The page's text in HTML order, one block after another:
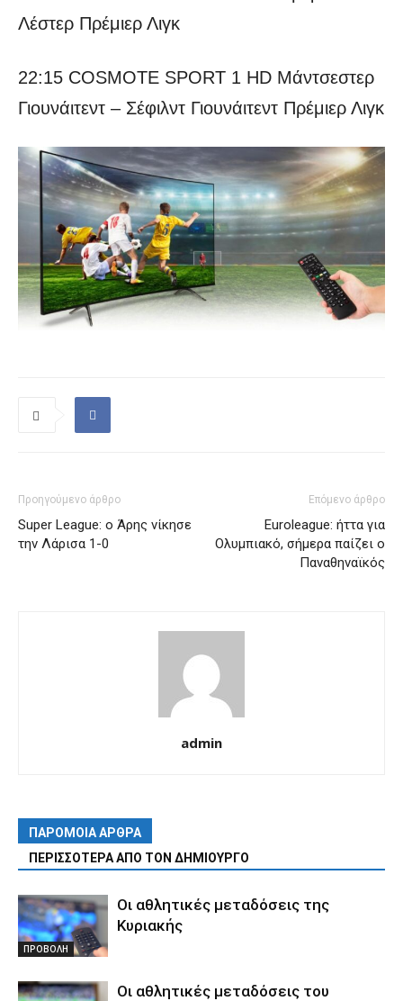
Λέστερ Πρέμιερ Λιγκ
22:15 COSMOTE SPORT 1 HD Μάντσεστερ
Γιουνάιτεντ – Σέφιλντ Γιουνάιτεντ Πρέμιερ Λιγκ
Προηγούμενο άρθρο
Super League: ο Άρης νίκησε
την Λάρισα 1-0
Επόμενο άρθρο
Euroleague: ήττα για
Ολυμπιακό, σήμερα παίζει ο
Παναθηναϊκός
admin
ΠΑΡΟΜΟΙΑ ΑΡΘΡΑ
ΠΕΡΙΣΣΟΤΕΡΑ ΑΠΟ ΤΟΝ ΔΗΜΙΟΥΡΓΟ
ΠΡΟΒΟΛΗ
Οι αθλητικές μεταδόσεις της
Κυριακής
Οι αθλητικές μεταδόσεις του